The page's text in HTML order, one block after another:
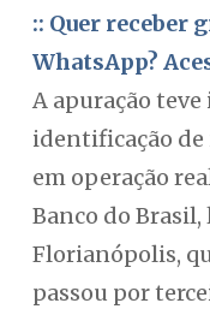
:: Quer receber
WhatsApp?
A apuração
identificação
em operação
Banco do
Florianópolis,
passou por